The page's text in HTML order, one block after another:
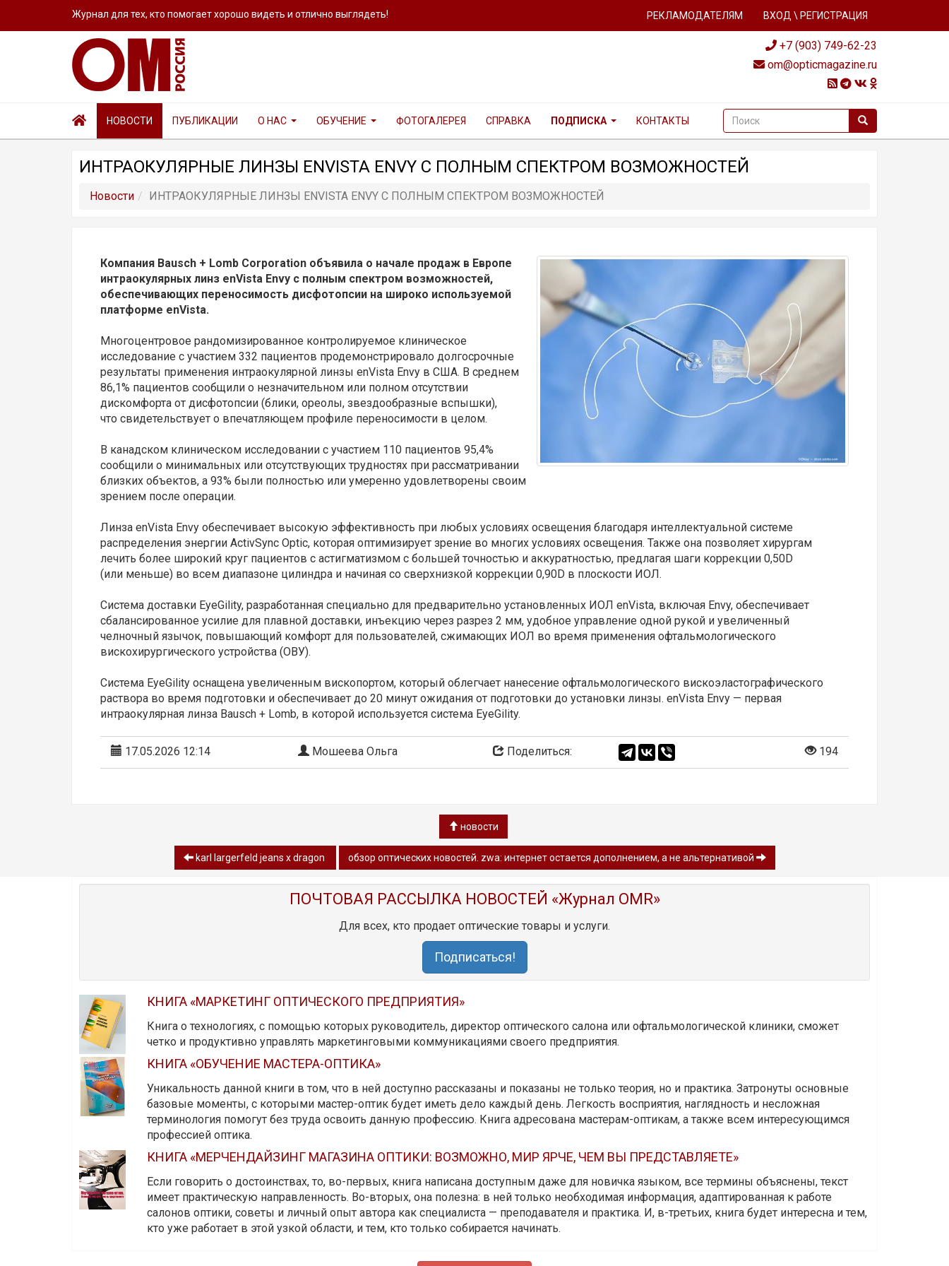
Журнал для тех, кто помогает хорошо видеть и отлично выглядеть! РЕКЛАМОДАТЕЛЯМ ВХОД \ РЕГИСТРАЦИЯ
+7 (903) 749-62-23
om@opticmagazine.ru
НОВОСТИ ПУБЛИКАЦИИ О НАС ОБУЧЕНИЕ ФОТОГАЛЕРЕЯ СПРАВКА ПОДПИСКА КОНТАКТЫ
ИНТРАОКУЛЯРНЫЕ ЛИНЗЫ ENVISTA ENVY С ПОЛНЫМ СПЕКТРОМ ВОЗМОЖНОСТЕЙ
Новости ИНТРАОКУЛЯРНЫЕ ЛИНЗЫ ENVISTA ENVY С ПОЛНЫМ СПЕКТРОМ ВОЗМОЖНОСТЕЙ
Компания Bausch + Lomb Corporation объявила о начале продаж в Европе
интраокулярных линз enVista Envy с полным спектром возможностей,
обеспечивающих переносимость дисфотопсии на широко используемой
платформе enVista.
Многоцентровое рандомизированное контролируемое клиническое
исследование с участием 332 пациентов продемонстрировало долгосрочные
результаты применения интраокулярной линзы enVista Envy в США. В среднем
86,1% пациентов сообщили о незначительном или полном отсутствии
дискомфорта от дисфотопсии (блики, ореолы, звездообразные вспышки),
что свидетельствует о впечатляющем профиле переносимости в целом.
В канадском клиническом исследовании с участием 110 пациентов 95,4%
сообщили о минимальных или отсутствующих трудностях при рассматривании
близких объектов, а 93% были полностью или умеренно удовлетворены своим
зрением после операции.
Линза enVista Envy обеспечивает высокую эффективность при любых условиях освещения благодаря интеллектуальной системе
распределения энергии ActivSync Optic, которая оптимизирует зрение во многих условиях освещения. Также она позволяет хирургам
лечить более широкий круг пациентов с астигматизмом с большей точностью и аккуратностью, предлагая шаги коррекции 0,50D
(или меньше) во всем диапазоне цилиндра и начиная со сверхнизкой коррекции 0,90D в плоскости ИОЛ.
Система доставки EyeGility, разработанная специально для предварительно установленных ИОЛ enVista, включая Envy, обеспечивает
сбалансированное усилие для плавной доставки, инъекцию через разрез 2 мм, удобное управление одной рукой и увеличенный
челночный язычок, повышающий комфорт для пользователей, сжимающих ИОЛ во время применения офтальмологического
вискохирургического устройства (ОВУ).
Система EyeGility оснащена увеличенным вископортом, который облегчает нанесение офтальмологического вискоэластографического
раствора во время подготовки и обеспечивает до 20 минут ожидания от подготовки до установки линзы. enVista Envy — первая
интраокулярная линза Bausch + Lomb, в которой используется система EyeGility.
17.05.2026 12:14 Мошеева Ольга Поделиться: 194
новости
karl largerfeld jeans х dragon обзор oптических новостей. zwa: интернет остается дополнением, а не альтернативой
ПОЧТОВАЯ РАССЫЛКА НОВОСТЕЙ «Журнал OMR»
Для всех, кто продает оптические товары и услуги.
Подписаться!
КНИГА «МАРКЕТИНГ ОПТИЧЕСКОГО ПРЕДПРИЯТИЯ»
Книга о технологиях, с помощью которых руководитель, директор оптического салона или офтальмологической клиники, сможет
четко и продуктивно управлять маркетинговыми коммуникациями своего предприятия.
КНИГА «ОБУЧЕНИЕ МАСТЕРА-ОПТИКА»
Уникальность данной книги в том, что в ней доступно рассказаны и показаны не только теория, но и практика. Затронуты основные
базовые моменты, с которыми мастер-оптик будет иметь дело каждый день. Легкость восприятия, наглядность и несложная
терминология помогут без труда освоить данную профессию. Книга адресована мастерам-оптикам, а также всем интересующимся
профессией оптика.
КНИГА «МЕРЧЕНДАЙЗИНГ МАГАЗИНА ОПТИКИ: ВОЗМОЖНО, МИР ЯРЧЕ, ЧЕМ ВЫ ПРЕДСТАВЛЯЕТЕ»
Если говорить о достоинствах, то, во-первых, книга написана доступным даже для новичка языком, все термины объяснены, текст
имеет практическую направленность. Во-вторых, она полезна: в ней только необходимая информация, адаптированная к работе
салонов оптики, советы и личный опыт автора как специалиста — преподавателя и практика. И, в-третьих, книга будет интересна и тем,
кто уже работает в этой узкой области, и тем, кто только собирается начинать.